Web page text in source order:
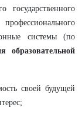
государственного
системы (по
образовательной
своей будущей